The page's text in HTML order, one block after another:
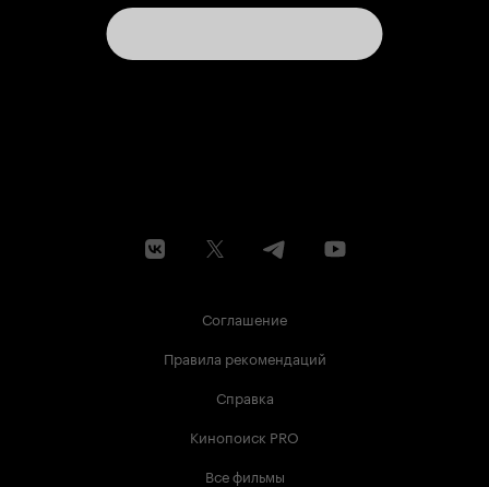
Соглашение
Правила рекомендаций
Справка
Кинопоиск PRO
Все фильмы